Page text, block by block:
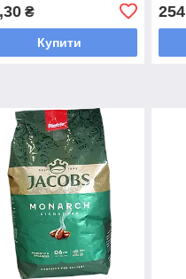
₴
Купити